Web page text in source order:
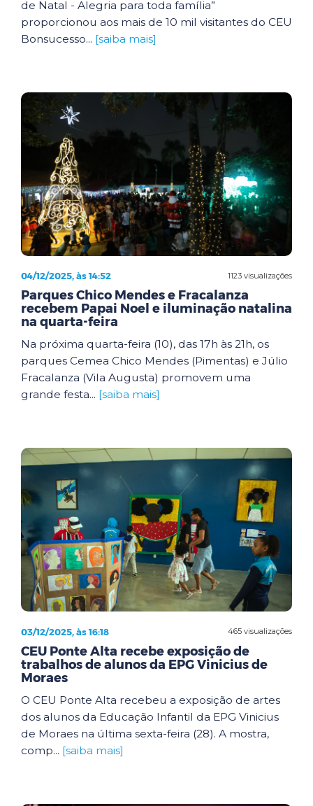
de Natal - Alegria para toda família”
proporcionou aos mais de 10 mil visitantes do CEU
Bonsucesso... [saiba mais]
1123 visualizações
04/12/2025, às 14:52
Parques Chico Mendes e Fracalanza
recebem Papai Noel e iluminação natalina
na quarta-feira
Na próxima quarta-feira (10), das 17h às 21h, os
parques Cemea Chico Mendes (Pimentas) e Júlio
Fracalanza (Vila Augusta) promovem uma
grande festa... [saiba mais]
465 visualizações
03/12/2025, às 16:18
CEU Ponte Alta recebe exposição de
trabalhos de alunos da EPG Vinicius de
Moraes
O CEU Ponte Alta recebeu a exposição de artes
dos alunos da Educação Infantil da EPG Vinicius
de Moraes na última sexta-feira (28). A mostra,
comp... [saiba mais]